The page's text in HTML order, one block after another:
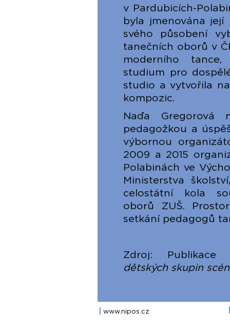
v Pardubicích-
byla jmenována
svého působení
tanečních oborů v
moderního
studium pro
studio a vytvořila
kompozic.
Naďa Gregorová
pedagožkou a
výbornou
2009 a 2015
Polabinách ve
Ministerstva
celostátní kola
oborů ZUŠ.
setkání pedagogů
Zdroj: Publikace
dětských skupin
www.nipos.cz